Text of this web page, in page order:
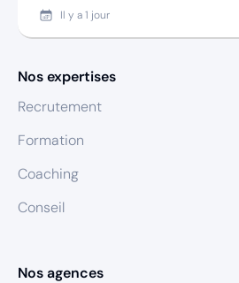
Il y a1 jour
Nos expertises
Recrutement
Formation
Coaching
Conseil
Nos agences